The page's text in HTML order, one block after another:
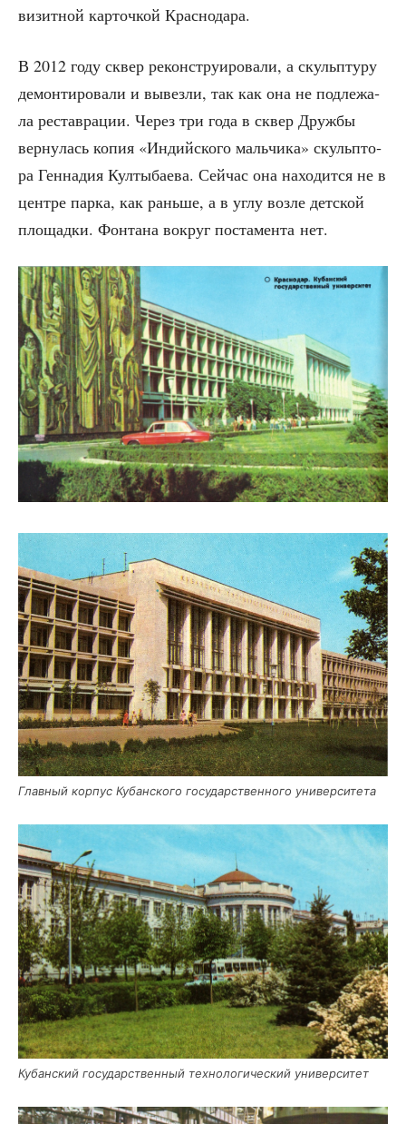
визит­ной кар­точ­кой Краснодара.
В 2012 году сквер рекон­стру­и­ро­ва­ли, а скульп­ту­ру
демон­ти­ро­ва­ли и вывез­ли, так как она не под­ле­жа­
ла рестав­ра­ции. Через три года в сквер Друж­бы
вер­ну­лась копия «Индий­ско­го маль­чи­ка» скуль­пто­
ра Ген­на­дия Кул­ты­ба­е­ва. Сей­час она нахо­дит­ся не в
цен­тре пар­ка, как рань­ше, а в углу воз­ле дет­ской
пло­щад­ки. Фон­та­на вокруг поста­мен­та нет.
Глав­ный кор­пус Кубан­ско­го госу­дар­ствен­но­го университета
Кубан­ский госу­дар­ствен­ный тех­но­ло­ги­че­ский университет